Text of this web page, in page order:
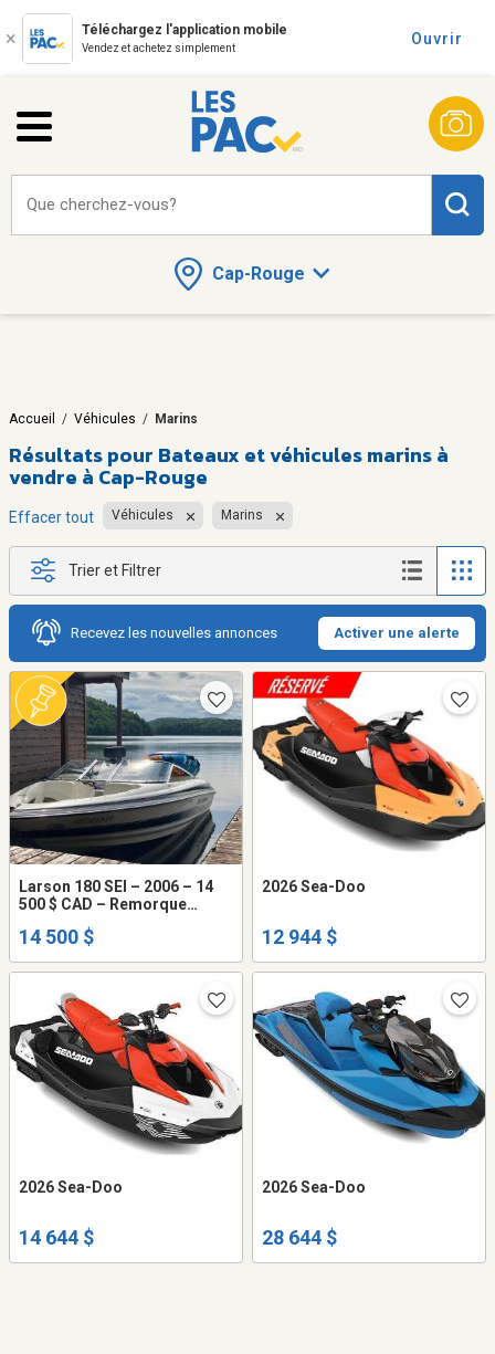
Téléchargez l'application mobile
Vendez et achetez simplement
Ouvrir
Cap-Rouge
Que cherchez-vous?
Accueil / Véhicules / Marins
Résultats pour Bateaux et véhicules marins à
vendre à Cap-Rouge
Effacer tout Véhicules Marins
Trier et Filtrer
Recevez les nouvelles annonces Activer une alerte
Larson 180 SEI – 2006 – 14
500 $ CAD – Remorque
14 500 $
2026 Sea-Doo
12 944 $
2026 Sea-Doo
14 644 $
2026 Sea-Doo
28 644 $